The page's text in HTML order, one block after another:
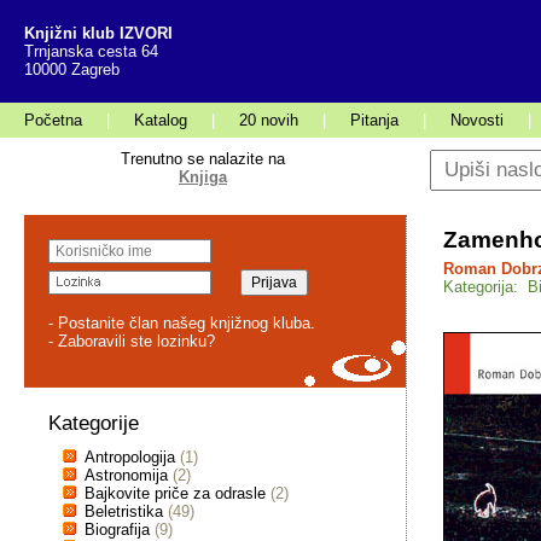
Knjižni klub IZVORI
Trnjanska cesta 64
10000 Zagreb
Početna Katalog 20 novih Pitanja Novosti
Trenutno se nalazite na
Knjiga
- Postanite član našeg knjižnog kluba.
- Zaboravili ste lozinku?
Kategorije
Antropologija (1)
Astronomija (2)
Bajkovite priče za odrasle (2)
Beletristika (49)
Biografija (9)
Roman
Kategorija: